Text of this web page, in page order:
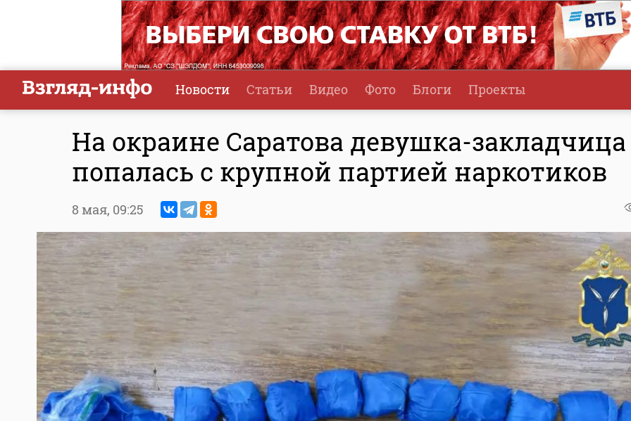
Новости Статьи Видео Фото Блоги Проекты
На окраине Саратова девушка-закладчица
попалась с крупной партией наркотиков
8 мая, 09:25